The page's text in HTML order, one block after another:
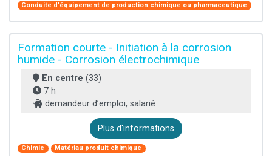
Conduite d'équipement de production chimique ou pharmaceutique
Formation courte - Initiation à la corrosion
humide - Corrosion électrochimique
En centre (33)
7 h
demandeur d’emploi, salarié
Plus d'informations
Chimie
Matériau produit chimique